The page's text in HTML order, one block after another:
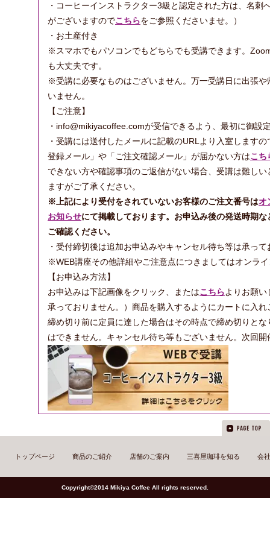
・コーヒーインストラクター3級と認定された方は、名
がございますのでこちらをご参照くださいませ。）
・お土産付き
※スマホでもパソコンでもどちらでも受講できます。
も大丈夫です。
※受講に必要なものはございません。万一受講日に出張
いません。
【ご注意】
・info@mikiyacoffee.comが受信できるよう、最初に御設
・受講には送付したメールに記載のURLより入室します
登録メール」や「ご注文確認メール」が届かない方はこち
できない方や確認事項のご返信がない場合、受講は難し
ますがご了承ください。
※上記により受付をされていないお客様のご注文番号はオ
お知らせにて掲載しております。お申込み後の発送時期
ご確認ください。
・受付締切後は追加お申込みやキャンセル待ち等は承っ
※WEB講座その他詳細やご注意点につきましてはオンラ
【お申込み方法】
お申込みは下記画像をクリック、またはこちらよりお願
承っておりません。）商品を購入するようにカートに入
締め切り前に定員に達した場合はその時点で締め切りと
はできません。キャンセル待ち等もございません。次回
トップページ 商品のご紹介 店舗のご案内 三喜屋珈琲を知る 会
Copyright©2014 Mikiya Coffee All rights reserved.